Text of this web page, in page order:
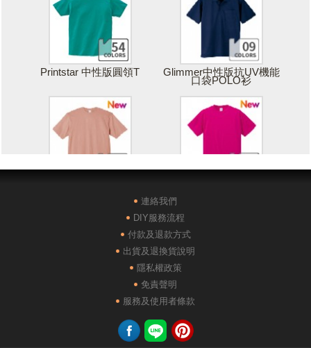
Printstar 中性版圓領T Glimmer中性版抗UV機能
口袋POLO衫
POLONE1純棉短袖POLO AG28000落肩重磅精梳棉
連絡我們
DIY服務流程
付款及退款方式
出貨及退換貨說明
隱私權政策
免責聲明
服務及使用者條款